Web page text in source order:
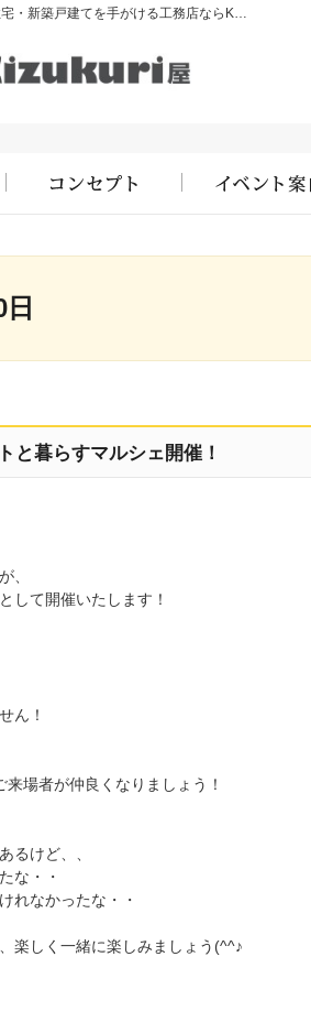
愛媛県松山市の新築・注文住宅・新築戸建てを手がける工務店ならKizukuri屋
と暮らすマルシェ開催！
、
して開催いたします！
ん！
場者が仲良くなりましょう！
るけど、、
な・・
れなかったな・・
楽しく一緒に楽しみましょう(^^♪